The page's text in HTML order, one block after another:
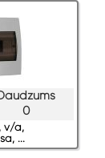
0
v/a,
...